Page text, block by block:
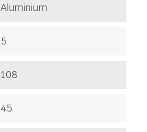
Aluminium
5
108
45